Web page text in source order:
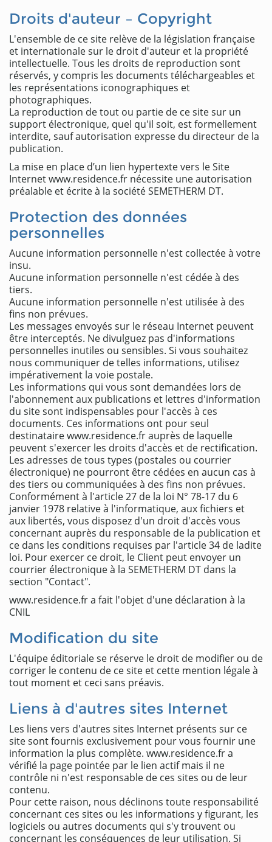
Droits d'auteur – Copyright
L'ensemble de ce site relève de la législation française
et internationale sur le droit d'auteur et la propriété
intellectuelle. Tous les droits de reproduction sont
réservés, y compris les documents téléchargeables et
les représentations iconographiques et
photographiques.
La reproduction de tout ou partie de ce site sur un
support électronique, quel qu'il soit, est formellement
interdite, sauf autorisation expresse du directeur de la
publication.
La mise en place d’un lien hypertexte vers le Site
Internet www.residence.fr nécessite une autorisation
préalable et écrite à la société SEMETHERM DT.
Protection des données
personnelles
Aucune information personnelle n'est collectée à votre
insu.
Aucune information personnelle n'est cédée à des
tiers.
Aucune information personnelle n'est utilisée à des
fins non prévues.
Les messages envoyés sur le réseau Internet peuvent
être interceptés. Ne divulguez pas d'informations
personnelles inutiles ou sensibles. Si vous souhaitez
nous communiquer de telles informations, utilisez
impérativement la voie postale.
Les informations qui vous sont demandées lors de
l'abonnement aux publications et lettres d'information
du site sont indispensables pour l'accès à ces
documents. Ces informations ont pour seul
destinataire www.residence.fr auprès de laquelle
peuvent s'exercer les droits d'accès et de rectification.
Les adresses de tous types (postales ou courrier
électronique) ne pourront être cédées en aucun cas à
des tiers ou communiquées à des fins non prévues.
Conformément à l'article 27 de la loi N° 78-17 du 6
janvier 1978 relative à l'informatique, aux fichiers et
aux libertés, vous disposez d'un droit d'accès vous
concernant auprès du responsable de la publication et
ce dans les conditions requises par l'article 34 de ladite
loi. Pour exercer ce droit, le Client peut envoyer un
courrier électronique à la SEMETHERM DT dans la
section "Contact".
www.residence.fr a fait l'objet d'une déclaration à la
CNIL
Modification du site
L'équipe éditoriale se réserve le droit de modifier ou de
corriger le contenu de ce site et cette mention légale à
tout moment et ceci sans préavis.
Liens à d'autres sites Internet
Les liens vers d'autres sites Internet présents sur ce
site sont fournis exclusivement pour vous fournir une
information la plus complète. www.residence.fr a
vérifié la page pointée par le lien actif mais il ne
contrôle ni n'est responsable de ces sites ou de leur
contenu.
Pour cette raison, nous déclinons toute responsabilité
concernant ces sites ou les informations y figurant, les
logiciels ou autres documents qui s'y trouvent ou
concernant les conséquences de leur utilisation. Si